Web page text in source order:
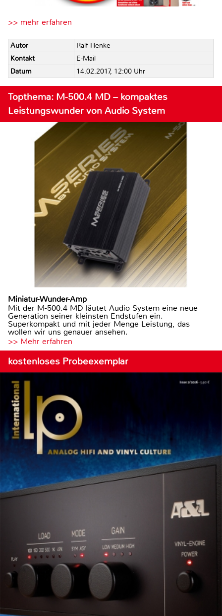
>> mehr erfahren
Autor
Ralf Henke
Kontakt
E-Mail
Datum
14.02.2017, 12:00 Uhr
Topthema: M-500.4 MD – kompaktes
Leistungswunder von Audio System
Miniatur-Wunder-Amp
Mit der M-500.4 MD läutet Audio System eine neue
Generation seiner kleinsten Endstufen ein.
Superkompakt und mit jeder Menge Leistung, das
wollen wir uns genauer ansehen.
>> Mehr erfahren
kostenloses Probeexemplar